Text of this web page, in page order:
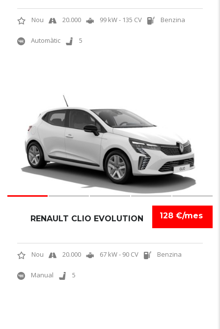
Nou 20.000 99 kW - 135 CV Benzina
Automàtic 5
128 €/mes
RENAULT CLIO EVOLUTION
Nou 20.000 67 kW - 90 CV Benzina
Manual 5